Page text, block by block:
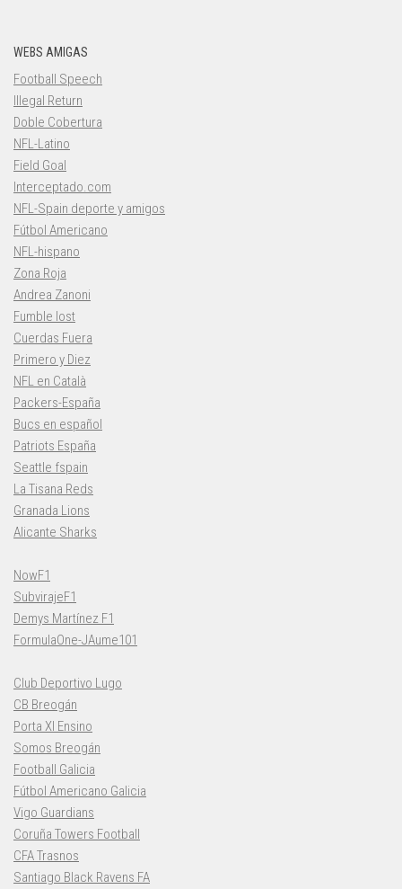
WEBS AMIGAS
Football Speech
Illegal Return
Doble Cobertura
NFL-Latino
Field Goal
Interceptado.com
NFL-Spain deporte y amigos
Fútbol Americano
NFL-hispano
Zona Roja
Andrea Zanoni
Fumble lost
Cuerdas Fuera
Primero y Diez
NFL en Català
Packers-España
Bucs en español
Patriots España
Seattle fspain
La Tisana Reds
Granada Lions
Alicante Sharks
NowF1
SubvirajeF1
Demys Martínez F1
FormulaOne-JAume101
Club Deportivo Lugo
CB Breogán
Porta XI Ensino
Somos Breogán
Football Galicia
Fútbol Americano Galicia
Vigo Guardians
Coruña Towers Football
CFA Trasnos
Santiago Black Ravens FA